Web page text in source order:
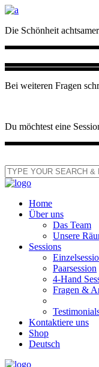
Die Schönheit
Bei weiteren Fragen
Du möchtest eine
Home
Über uns
Das Team
Unsere
Sessions
Paarsession
4-Hand
Fragen &
Kontaktiere uns
Shop
Deutsch